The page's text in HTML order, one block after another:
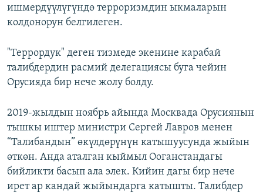
ишмердүүлүгүндө терроризмдин ыкмаларын
колдонорун белгилеген.
"Террордук" деген тизмеде экенине карабай
талибдердин расмий делегациясы буга чейин
Орусияда бир нече жолу болду.
2019-жылдын ноябрь айында Москвада Орусиянын
тышкы иштер министри Сергей Лавров менен
“Талибандын” өкүлдөрүнүн катышуусунда жыйын
өткөн. Анда аталган кыймыл Ооганстандагы
бийликти басып ала элек. Кийин дагы бир нече
ирет ар кандай жыйындарга катышты. Талибдер